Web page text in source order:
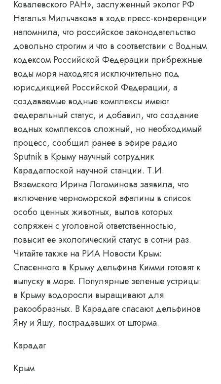
Ковалевского РАН», заслуженный эколог РФ
Наталья Мильчакова в ходе пресс-конференции
напомнила, что российское законодательство
довольно строгим и что в соответствии с Водным
кодексом Российской Федерации прибрежные
воды моря находятся исключительно под
юрисдикцией Российской Федерации, а
создаваемые водные комплексы имеют
федеральный статус, и добавил, что создание
водных комплексов сложный, но необходимый
процесс, сообщил ранее в эфире радио
Sputnik в Крыму научный сотрудник
Карадагпоской научной станции. Т.И.
Вяземского Ирина Логоминова заявила, что
включение черноморской афалины в список
особо ценных животных, вылов которых
сопряжен с уголовной ответственностью,
повысит ее экологический статус в сотни раз.
Читайте также на РИА Новости Крым:
Спасенного в Крыму дельфина Кимми готовят к
выпуску в море. Популярные зеленые устрицы:
в Крыму водоросли выращивают для
ракообразных. В Карадаге спасают дельфинов
Яну и Яшу, пострадавших от шторма.
Карадаг
Крым